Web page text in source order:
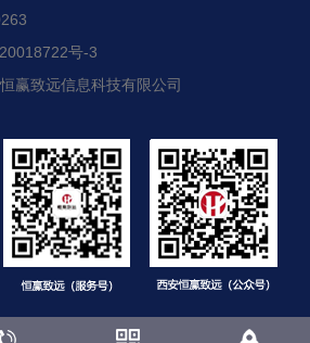
号-3
赢致远信息科技有限公司